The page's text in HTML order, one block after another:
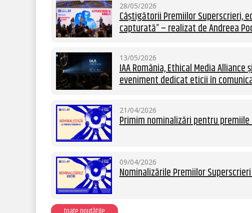
28/05/2026
Câștigătorii Premiilor Superscrieri,
capturată” – realizat de Andreea
13/05/2026
IAA România, Ethical Media
eveniment dedicat eticii în
21/04/2026
Primim nominalizări pentru
09/04/2026
Nominalizările Premiilor